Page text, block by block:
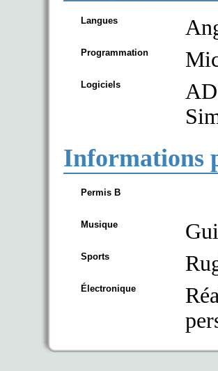
Langues
Programmation
Logiciels
Informations
Permis B
Musique
Sports
Électronique